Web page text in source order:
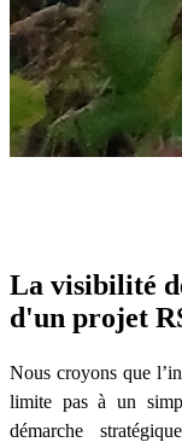
La visibilité
d'un projet
Nous croyons que
limite pas à un
démarche